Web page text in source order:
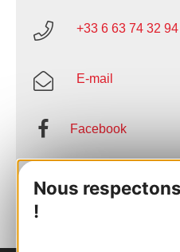
Nous
!
+33 6 63 74 32 94
E-mail
Facebook
AU CARNET